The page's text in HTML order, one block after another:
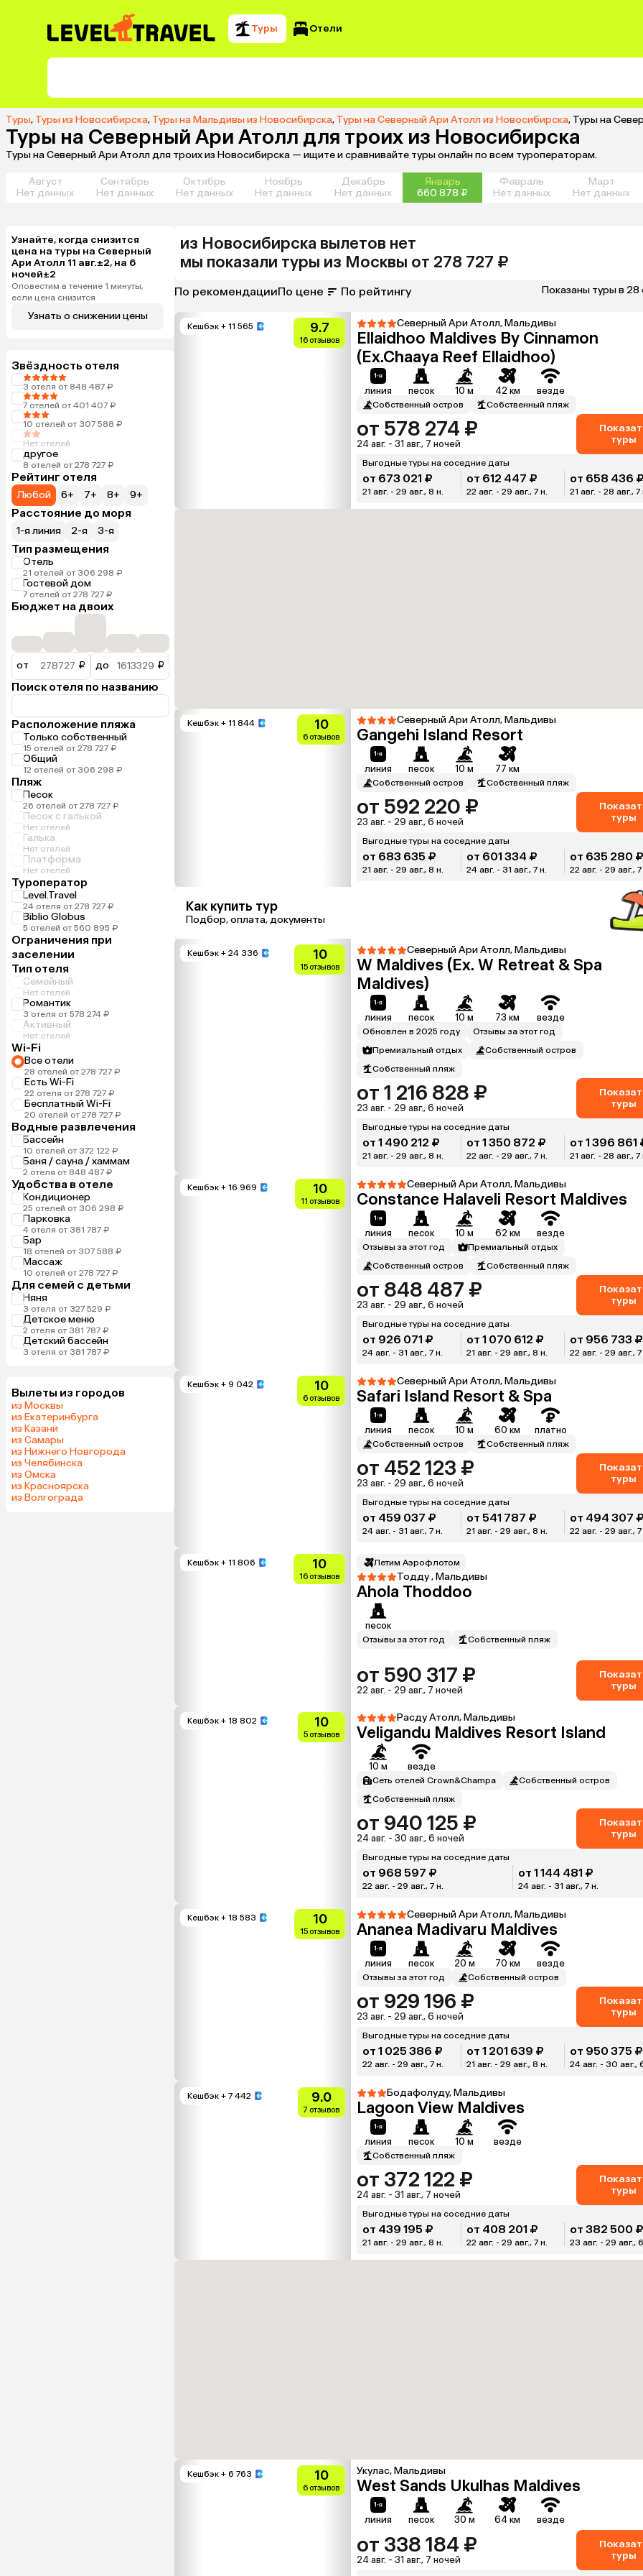
Туры Отели
Туры, Туры из Новосибирска, Туры на Мальдивы из Новосибирска, Туры на Северный Ари Атолл из Новосибирска, Туры на
Туры на Северный Ари Атолл для троих из Новосибирска
Туры на Северный Ари Атолл для троих из Новосибирска — ищите и сравнивайте туры онлайн по всем туроператорам.
Август
Нет данных
Сентябрь
Нет данных
Октябрь
Нет данных
Ноябрь
Нет данных
Декабрь
Нет данных
Январь
660 878 ₽
Февраль
Нет данных
Март
Нет данных
Узнайте, когда снизится
цена на туры на Северный
Ари Атолл 11 авг.±2, на 6
ночей±2
Оповестим в течение 1 минуты,
если цена снизится
Узнать о снижении цены
Звёздность отеля
3 отеля от 848 487 ₽
7 отелей от 401 407 ₽
10 отелей от 307 588 ₽
Нет отелей
другое
8 отелей от 278 727 ₽
Рейтинг отеля
Любой 6+ 7+ 8+ 9+
Расстояние до моря
1-я линия 2-я 3-я
Тип размещения
Отель
21 отелей от 306 298 ₽
Гостевой дом
7 отелей от 278 727 ₽
Бюджет на двоих
от ₽ до ₽
Поиск отеля по названию
Расположение пляжа
Только собственный
15 отелей от 278 727 ₽
Общий
12 отелей от 306 298 ₽
Пляж
Песок
26 отелей от 278 727 ₽
Песок с галькой
Нет отелей
Галька
Нет отелей
Платформа
Нет отелей
Туроператор
Level.Travel
24 отеля от 278 727 ₽
Biblio Globus
5 отелей от 560 895 ₽
Ограничения при
заселении
Тип отеля
Семейный
Нет отелей
Романтик
3 отеля от 578 274 ₽
Активный
Нет отелей
Wi-Fi
Все отели
28 отелей от 278 727 ₽
Есть Wi-Fi
22 отеля от 278 727 ₽
Бесплатный Wi-Fi
20 отелей от 278 727 ₽
Водные развлечения
Бассейн
10 отелей от 372 122 ₽
Баня / сауна / хаммам
2 отеля от 848 487 ₽
Удобства в отеле
Кондиционер
25 отелей от 306 298 ₽
Парковка
4 отеля от 381 787 ₽
Бар
18 отелей от 307 588 ₽
Массаж
10 отелей от 278 727 ₽
Для семей с детьми
Няня
3 отеля от 327 529 ₽
Детское меню
2 отеля от 381 787 ₽
Детский бассейн
3 отеля от 381 787 ₽
Вылеты из городов
из Москвы
из Екатеринбурга
из Казани
из Самары
из Нижнего Новгорода
из Челябинска
из Омска
из Красноярска
из Волгограда
из Новосибирска вылетов нет
мы показали туры из Москвы от 278 727 ₽
По рекомендацииПо цене По рейтингу Показаны туры в 28
Кешбэк + 11 565 9.7
16 отзывов
Северный Ари Атолл, Мальдивы
Ellaidhoo Maldives By Cinnamon
(Ex.Chaaya Reef Ellaidhoo)
линия песок 10 м 42 км везде
Собственный остров Собственный пляж
от 578 274 ₽
24 авг. - 31 авг., 7 ночей
туры
Выгодные туры на соседние даты
от 673 021 ₽
21 авг. - 29 авг., 8 н.
от 612 447 ₽
22 авг. - 29 авг., 7 н.
от 658 436
21 авг. - 28 авг., 7
Кешбэк + 11 844 10
6 отзывов
Северный Ари Атолл, Мальдивы
Gangehi Island Resort
линия песок 10 м 77 км
Собственный остров Собственный пляж
от 592 220 ₽
23 авг. - 29 авг., 6 ночей
туры
Выгодные туры на соседние даты
от 683 635 ₽
21 авг. - 29 авг., 8 н.
от 601 334 ₽
24 авг. - 31 авг., 7 н.
от 635 280
22 авг. - 29 авг.,
Как купить тур
Подбор, оплата, документы
Кешбэк + 24 336 10
15 отзывов
Северный Ари Атолл, Мальдивы
W Maldives (Ex. W Retreat & Spa
Maldives)
линия песок 10 м 73 км везде
Обновлен в 2025 году
Отзывы за этот год
Премиальный отдых
Собственный остров
Собственный пляж
от 1 216 828 ₽
23 авг. - 29 авг., 6 ночей
туры
Выгодные туры на соседние даты
от 1 490 212 ₽
21 авг. - 29 авг., 8 н.
от 1 350 872 ₽
22 авг. - 29 авг., 7 н.
от 1 396 861
21 авг. - 28 авг., 7
Кешбэк + 16 969 10
11 отзывов
Северный Ари Атолл, Мальдивы
Constance Halaveli Resort Maldives
линия песок 10 м 62 км везде
Отзывы за этот год
Премиальный отдых
Собственный остров
Собственный пляж
от 848 487 ₽
23 авг. - 29 авг., 6 ночей
туры
Выгодные туры на соседние даты
от 926 071 ₽
24 авг. - 31 авг., 7 н.
от 1 070 612 ₽
21 авг. - 29 авг., 8 н.
от 956 733 ₽
22 авг. - 29 авг.,
Кешбэк + 9 042 10
6 отзывов
Северный Ари Атолл, Мальдивы
Safari Island Resort & Spa
линия песок 10 м 60 км платно
Собственный остров Собственный пляж
от 452 123 ₽
23 авг. - 29 авг., 6 ночей
туры
Выгодные туры на соседние даты
от 459 037 ₽
24 авг. - 31 авг., 7 н.
от 541 787 ₽
21 авг. - 29 авг., 8 н.
от 494 307
22 авг. - 29 авг.,
Кешбэк + 11 806 10
16 отзывов
Летим Аэрофлотом
Тодду , Мальдивы
Ahola Thoddoo
песок
Отзывы за этот год Собственный пляж
от 590 317 ₽
22 авг. - 29 авг., 7 ночей
туры
Кешбэк + 18 802 10
5 отзывов
Расду Атолл, Мальдивы
Veligandu Maldives Resort Island
10 м везде
Сеть отелей Crown&Champa
Собственный остров
Собственный пляж
от 940 125 ₽
24 авг. - 30 авг., 6 ночей
туры
Выгодные туры на соседние даты
от 968 597 ₽
22 авг. - 29 авг., 7 н.
от 1 144 481 ₽
24 авг. - 31 авг., 7 н.
Кешбэк + 18 583 10
15 отзывов
Северный Ари Атолл, Мальдивы
Ananea Madivaru Maldives
линия песок 20 м 70 км везде
Отзывы за этот год Собственный остров
от 929 196 ₽
23 авг. - 29 авг., 6 ночей
туры
Выгодные туры на соседние даты
от 1 025 386 ₽
22 авг. - 29 авг., 7 н.
от 1 201 639 ₽
21 авг. - 29 авг., 8 н.
от 950 375 ₽
24 авг. - 30 авг.,
Кешбэк + 7 442 9.0
7 отзывов
Бодафолуду, Мальдивы
Lagoon View Maldives
линия песок 10 м везде
Собственный пляж
от 372 122 ₽
24 авг. - 31 авг., 7 ночей
туры
Выгодные туры на соседние даты
от 439 195 ₽
21 авг. - 29 авг., 8 н.
от 408 201 ₽
22 авг. - 29 авг., 7 н.
от 382 500
23 авг. - 29 авг.,
Кешбэк + 6 763 10
6 отзывов
Укулас, Мальдивы
West Sands Ukulhas Maldives
линия песок 30 м 64 км везде
от 338 184 ₽
24 авг. - 31 авг., 7 ночей
туры